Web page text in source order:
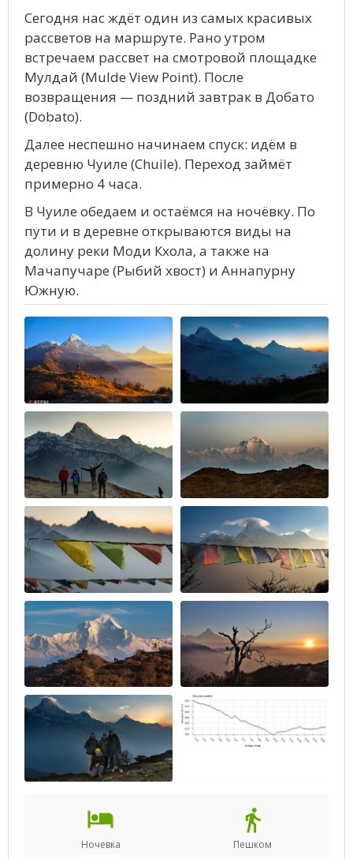
Сегодня нас ждёт один из самых красивых
рассветов на маршруте. Рано утром
встречаем рассвет на смотровой площадке
Мулдай (Mulde View Point). После
возвращения — поздний завтрак в Добато
(Dobato).
Далее неспешно начинаем спуск: идём в
деревню Чуиле (Chuile). Переход займёт
примерно 4 часа.
В Чуиле обедаем и остаёмся на ночёвку. По
пути и в деревне открываются виды на
долину реки Моди Кхола, а также на
Мачапучаре (Рыбий хвост) и Аннапурну
Южную.
Ночевка Пешком